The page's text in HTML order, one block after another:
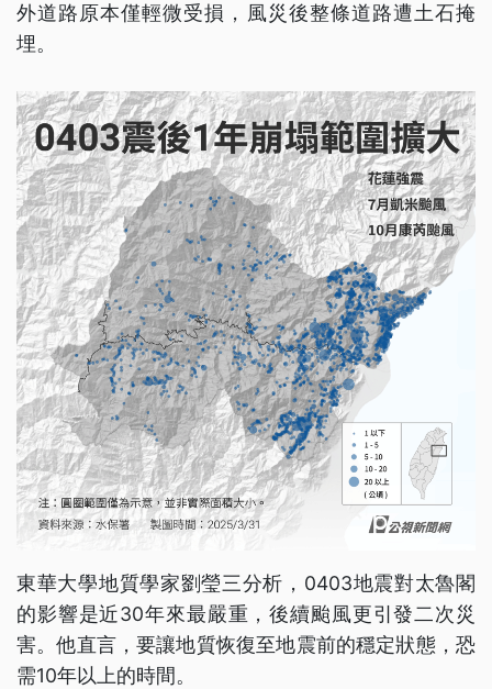
外道路原本僅輕微受損，風災後整條道路遭土石掩
埋。
東華大學地質學家劉瑩三分析，0403地震對太魯閣
的影響是近30年來最嚴重，後續颱風更引發二次災
害。他直言，要讓地質恢復至地震前的穩定狀態，恐
需10年以上的時間。